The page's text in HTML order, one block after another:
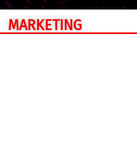
MARKETING